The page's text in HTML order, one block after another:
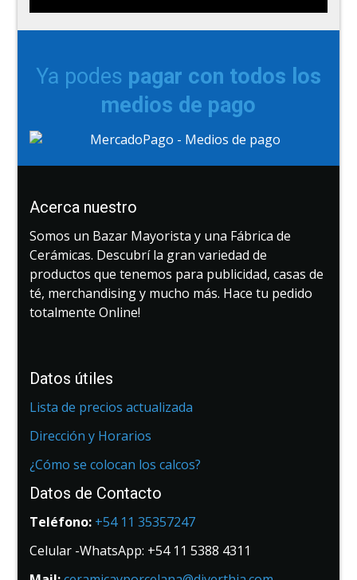
Ya podes pagar con todos los
medios de pago
Acerca nuestro
Somos un Bazar Mayorista y una Fábrica de
Cerámicas. Descubrí la gran variedad de
productos que tenemos para publicidad, casas de
té, merchandising y mucho más. Hace tu pedido
totalmente Online!
Datos útiles
Lista de precios actualizada
Dirección y Horarios
¿Cómo se colocan los calcos?
Datos de Contacto
Teléfono: +54 11 35357247
Celular -WhatsApp: +54 11 5388 4311